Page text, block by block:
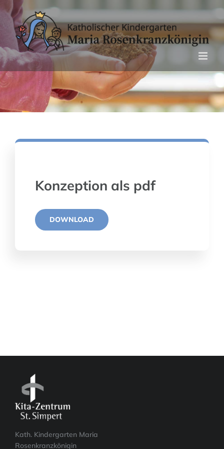
Zum
Inhalt
springen
Konzeption als pdf
DOWNLOAD
Kath. Kindergarten Maria
Rosenkranzkönigin